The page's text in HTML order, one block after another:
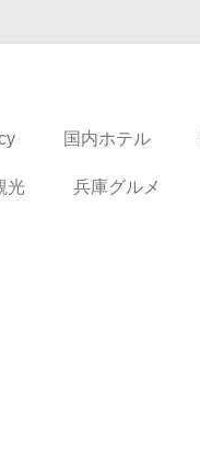
国内ホテル
光 兵庫グルメ